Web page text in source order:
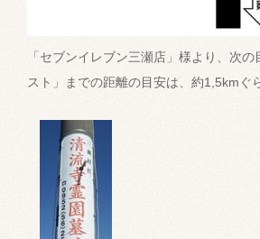
「セブンイレブン三瀬店」様より、次
スト」までの距離の目安は、約1,5kmぐ